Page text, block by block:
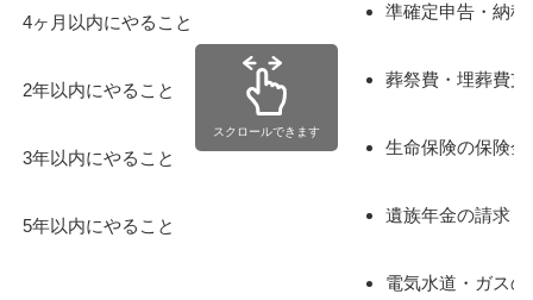
4ヶ月以内にやること
準確定申告・納税
2年以内にやること
葬祭費・埋葬費支
3年以内にやること
生命保険の保険金
5年以内にやること
遺族年金の請求
電気水道・ガス
スクロールできます